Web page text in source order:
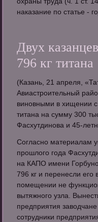
наказание по статье -
Двух
796 кг титана
(Казань, 21 апреля,
Авиастроительный
виновными в хищении
титана на сумму 300
Фасхутдинова и 45-
Согласно материалам
прошлого года
на КАПО имени
796 кг и перенесли его
помещении не
вытяжного узла.
предприятия
сотрудники